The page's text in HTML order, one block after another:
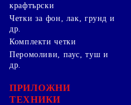
крафтърски
Четки за фон, лак, грунд и
др.
Комплекти четки
Перомоливи, паус, туш и
др.
ПРИЛОЖНИ
ТЕХНИКИ